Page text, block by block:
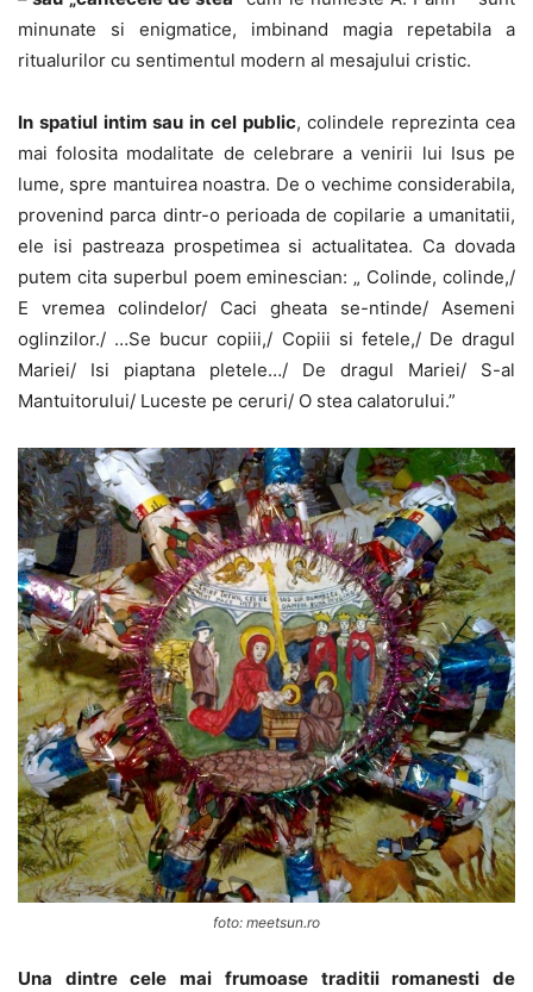
minunate si enigmatice, imbinand magia repetabila a
ritualurilor cu sentimentul modern al mesajului cristic.
In spatiul intim sau in cel public, colindele reprezinta cea
mai folosita modalitate de celebrare a venirii lui Isus pe
lume, spre mantuirea noastra. De o vechime considerabila,
provenind parca dintr-o perioada de copilarie a umanitatii,
ele isi pastreaza prospetimea si actualitatea. Ca dovada
putem cita superbul poem eminescian: „ Colinde, colinde,/
E vremea colindelor/ Caci gheata se-ntinde/ Asemeni
oglinzilor./ …Se bucur copiii,/ Copiii si fetele,/ De dragul
Mariei/ Isi piaptana pletele…/ De dragul Mariei/ S-al
Mantuitorului/ Luceste pe ceruri/ O stea calatorului.”
foto: meetsun.ro
Una dintre cele mai frumoase traditii romanesti de